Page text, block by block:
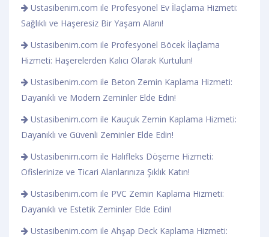
Ustasibenim.com ile Profesyonel Ev İlaçlama Hizmeti:
Sağlıklı ve Haşeresiz Bir Yaşam Alanı!
Ustasibenim.com ile Profesyonel Böcek İlaçlama
Hizmeti: Haşerelerden Kalıcı Olarak Kurtulun!
Ustasibenim.com ile Beton Zemin Kaplama Hizmeti:
Dayanıklı ve Modern Zeminler Elde Edin!
Ustasibenim.com ile Kauçuk Zemin Kaplama Hizmeti:
Dayanıklı ve Güvenli Zeminler Elde Edin!
Ustasibenim.com ile Halıfleks Döşeme Hizmeti:
Ofislerinize ve Ticari Alanlarınıza Şıklık Katın!
Ustasibenim.com ile PVC Zemin Kaplama Hizmeti:
Dayanıklı ve Estetik Zeminler Elde Edin!
Ustasibenim.com ile Ahşap Deck Kaplama Hizmeti: